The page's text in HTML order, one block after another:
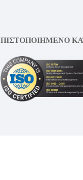
ΠΙΣΤΟΠΟΙΗΜΕΝΟ